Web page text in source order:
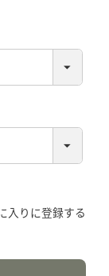
入りに登録する